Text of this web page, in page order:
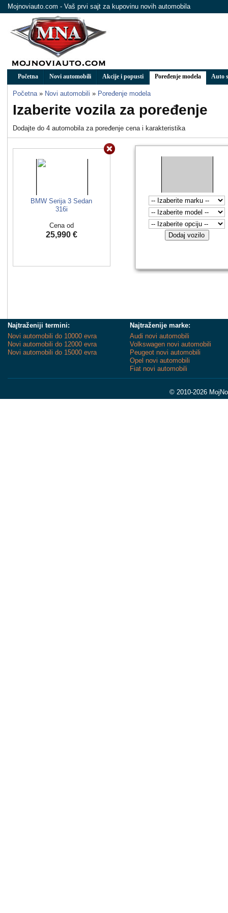
Mojnoviauto.com - Vaš prvi sajt za kupovinu novih automobila
Početna Novi automobili Akcije i popusti Poređenje modela Auto
Početna » Novi automobili » Poređenje modela
Izaberite vozila za poređenje
Dodajte do 4 automobila za poređenje cena i karakteristika
BMW Serija 3 Sedan
316i
Cena od
25,990 € Dodaj vozilo
Najtraženiji termini:
Novi automobili do 10000 evra
Novi automobili do 12000 evra
Novi automobili do 15000 evra
Najtraženije marke:
Audi novi automobili
Volkswagen novi automobili
Peugeot novi automobili
Opel novi automobili
Fiat novi automobili
© 2010-2026